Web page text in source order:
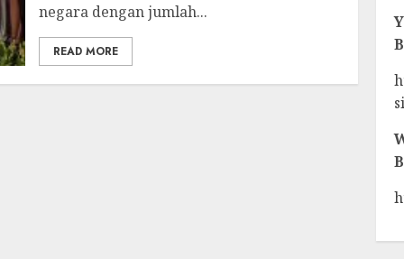
negara dengan jumlah...
READ MORE